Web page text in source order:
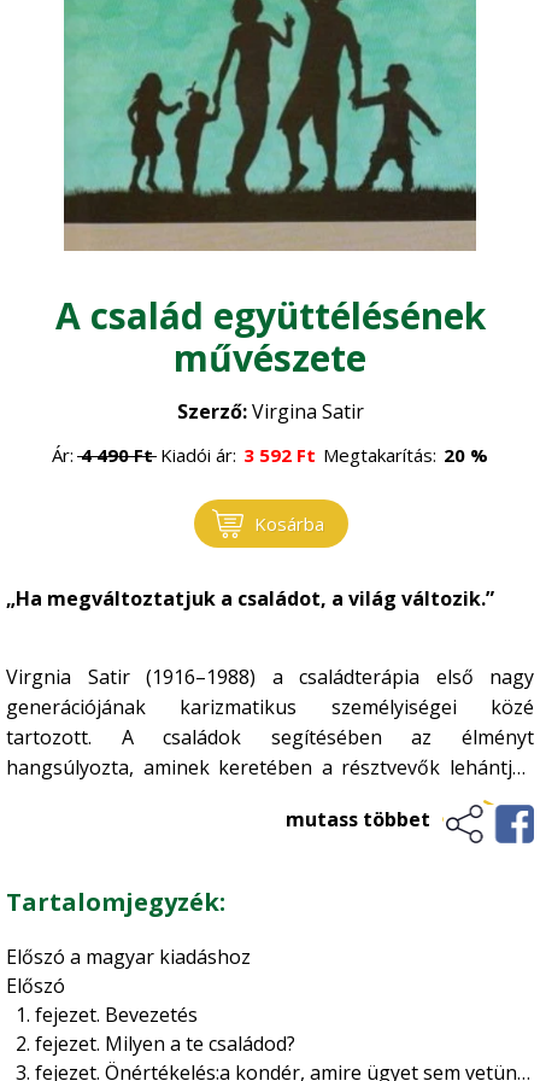
Szarvasmarha
Általános állattenyésztés
Erdőgazdaság
Erdővédelem
Faanyagok
Általános faipar
Gépesítés
Műszaki ismeretek
Gombatermesztés
Gombászkodás
Környezet, energia
Növénytermesztés
Általános növénytermesztés
Növényvédelem
Zöldségtermesztés
• Gyümölcstermesztés
Ökológiai gazdálkodás
Történelem, kultúrtörténet
Üzleti élet, marketing
Vidékfejlesztés
A család együttélésének
művészete
Szerző:Virgina Satir
Ár: 4 490Ft Kiadói ár: 3 592 Ft Megtakarítás: 20 %
Kosárba
„Ha megváltoztatjuk a családot, a világ változik.”
Virgnia Satir (1916–1988) a családterápia első nagy
generációjának karizmatikus személyiségei közé
tartozott. A családok segítésében az élményt
hangsúlyozta, aminek keretében a résztvevők lehántják
magukról a hibás viselkedéseiket. Ebben a terapeuta fő
eszköze az érzékeny, segítő hozzáállás, és jól
miközben elméleti rendszere egyszerű és közérthető.
Akármi is a baj oka, a fő feladat az önbecsülés, az önérték
építése, a hibás közlési stílusok korrigálása, és
egészséges kapcsolódások kialakítása a családban.
Ez a könyv, ami számos írása közül talán a legfontosabb,
a változásban az átélés jelentőségét hangsúlyozza, és
ebben számos gyakorlási lehetőséget ajánl.
mutass többet
Tartalomjegyzék:
Előszó a magyar kiadáshoz
Előszó
1. fejezet. Bevezetés
2. fejezet. Milyen a te családod?
3. fejezet. Önértékelés:a kondér, amire ügyet sem vetünk